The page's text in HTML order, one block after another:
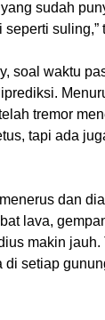
sudah
suling,”
soal waktu
tremor
tapi ada
dan
lava,
makin jauh.
di setiap